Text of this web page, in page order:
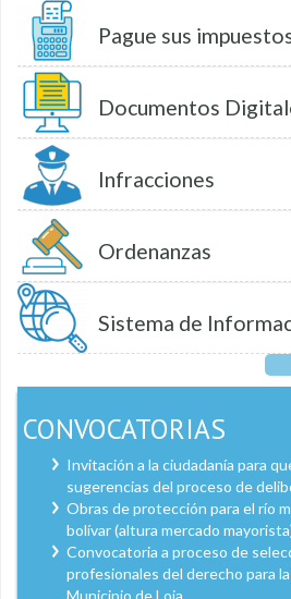
Pague sus
Documentos
Infracciones
Ordenanzas
Sistema de
CONVOCATORIAS
Invitación a la ciudadanía para
sugerencias del proceso de
Obras de protección para el río
bolívar (altura mercado
Convocatoria a proceso de
profesionales del derecho para
Municipio de Loja